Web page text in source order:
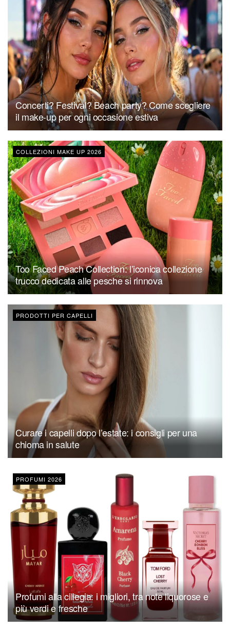
Concerti? Festival? Beach party? Come scegliere
il make-up per ogni occasione estiva
COLLEZIONI MAKE UP 2026
Too Faced Peach Collection: l’iconica collezione
trucco dedicata alle pesche si rinnova
PRODOTTI PER CAPELLI
Curare i capelli dopo l’estate: i consigli per una
chioma in salute
PROFUMI 2026
Profumi alla ciliegia: i migliori, tra note liquorose e
più verdi e fresche